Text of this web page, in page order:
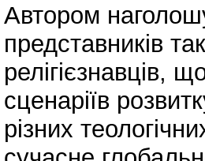
Автором
представників
релігієзнавців,
сценаріїв
різних